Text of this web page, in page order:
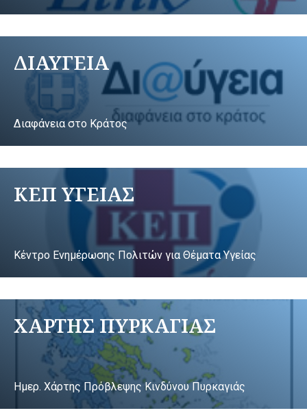
ΔΙΑΥΓΕΙΑ
Διαφάνεια στο Κράτος
ΚΕΠ ΥΓΕΙΑΣ
Κέντρο Ενημέρωσης Πολιτών για Θέματα Υγείας
ΧΑΡΤΗΣ ΠΥΡΚΑΓΙΑΣ
Ημερ. Χάρτης Πρόβλεψης Κινδύνου Πυρκαγιάς